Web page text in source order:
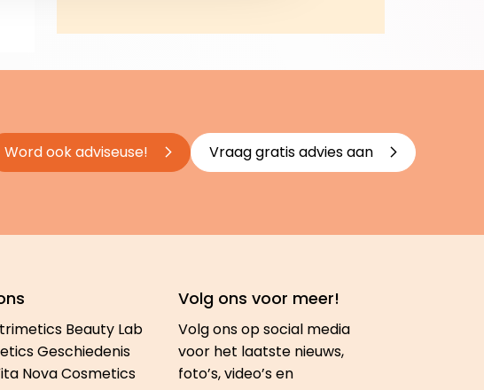
Word ook adviseuse! Vraag gratis advies aan
Beauty Lab
Geschiedenis
Nova Cosmetics
Volg ons voor meer!
Volg ons op social media
voor het laatste nieuws,
foto’s, video’s en